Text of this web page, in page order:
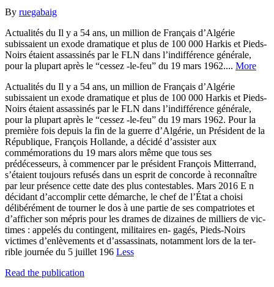
By ruegabaig
Actualités du Il y a 54 ans, un million de Français d’Algérie
subissaient un exode dramatique et plus de 100 000 Harkis et Pieds-
Noirs étaient assassinés par le FLN dans l’indifférence générale,
pour la plupart après le “cessez -le-feu” du 19 mars 1962.... More
Actualités du Il y a 54 ans, un million de Français d’Algérie
subissaient un exode dramatique et plus de 100 000 Harkis et Pieds-
Noirs étaient assassinés par le FLN dans l’indifférence générale,
pour la plupart après le “cessez -le-feu” du 19 mars 1962. Pour la
première fois depuis la fin de la guerre d’Algérie, un Président de la
République, François Hollande, a décidé d’assister aux
commémorations du 19 mars alors même que tous ses
prédécesseurs, à commencer par le président François Mitterrand,
s’étaient toujours refusés dans un esprit de concorde à reconnaître
par leur présence cette date des plus contestables. Mars 2016 E n
décidant d’accomplir cette démarche, le chef de l’État a choisi
délibérément de tourner le dos à une partie de ses compatriotes et
d’afficher son mépris pour les drames de dizaines de milliers de vic-
times : appelés du contingent, militaires en- gagés, Pieds-Noirs
victimes d’enlèvements et d’assassinats, notamment lors de la ter-
rible journée du 5 juillet 196 Less
Read the publication